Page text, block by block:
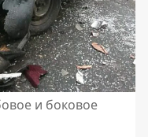
и боковое